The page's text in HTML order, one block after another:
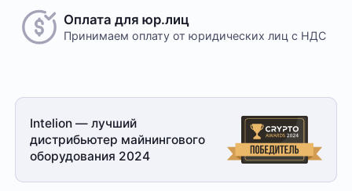
Оплата для юр.лиц
Принимаем оплату от юридических лиц с НДС
Intelion — лучший
дистрибьютер майнингового
оборудования 2024